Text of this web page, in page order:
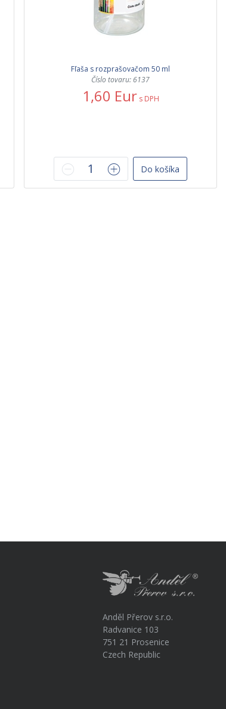
Fľaša s rozprašovačom 50 ml
Číslo tovaru: 6137
1,60 Eur s DPH
Do košíka
Anděl Přerov s.r.o.
Radvanice 103
751 21 Prosenice
Czech Republic